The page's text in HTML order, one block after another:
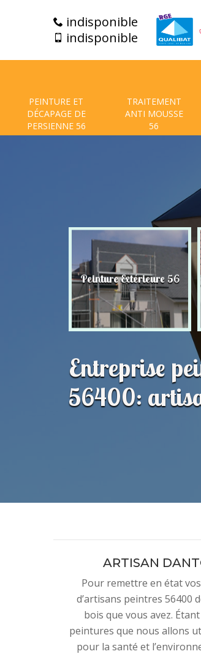
indisponible
indisponible
PEINTURE ET
DÉCAPAGE DE
PERSIENNE 56
TRAITEMENT
ANTI MOUSSE
56
Peinture Extérieure 56
Entreprise
56400:
ARTISAN
Pour remettre en état
d’artisans peintres 56400
bois que vous avez.
peintures que nous allons
pour la santé et